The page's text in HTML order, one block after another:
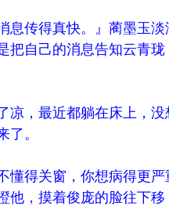
传得真快。』蔺墨玉淡
把自己的消息告知云青珑
，最近都躺在床上，没
了。
得关窗，你想病得更严
他，摸着俊庞的脸往下移